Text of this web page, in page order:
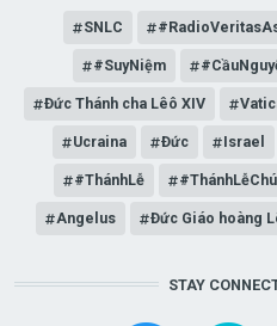
SNLC
#SuyNiệm
Đức Thánh cha Lêô XIV
Ucraina Đức Israel
#ThánhLễ
Angelus Đức Giáo hoàng
STAY